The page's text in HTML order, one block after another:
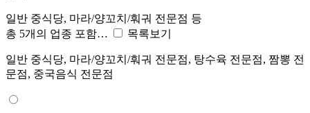
일반 중식당, 마라/양꼬치/훠궈 전문점 등
총 5개의 업종 포함…
목록보기
일반 중식당, 마라/양꼬치/훠궈 전문점, 탕수육 전문점, 짬뽕 전
문점, 중국음식 전문점